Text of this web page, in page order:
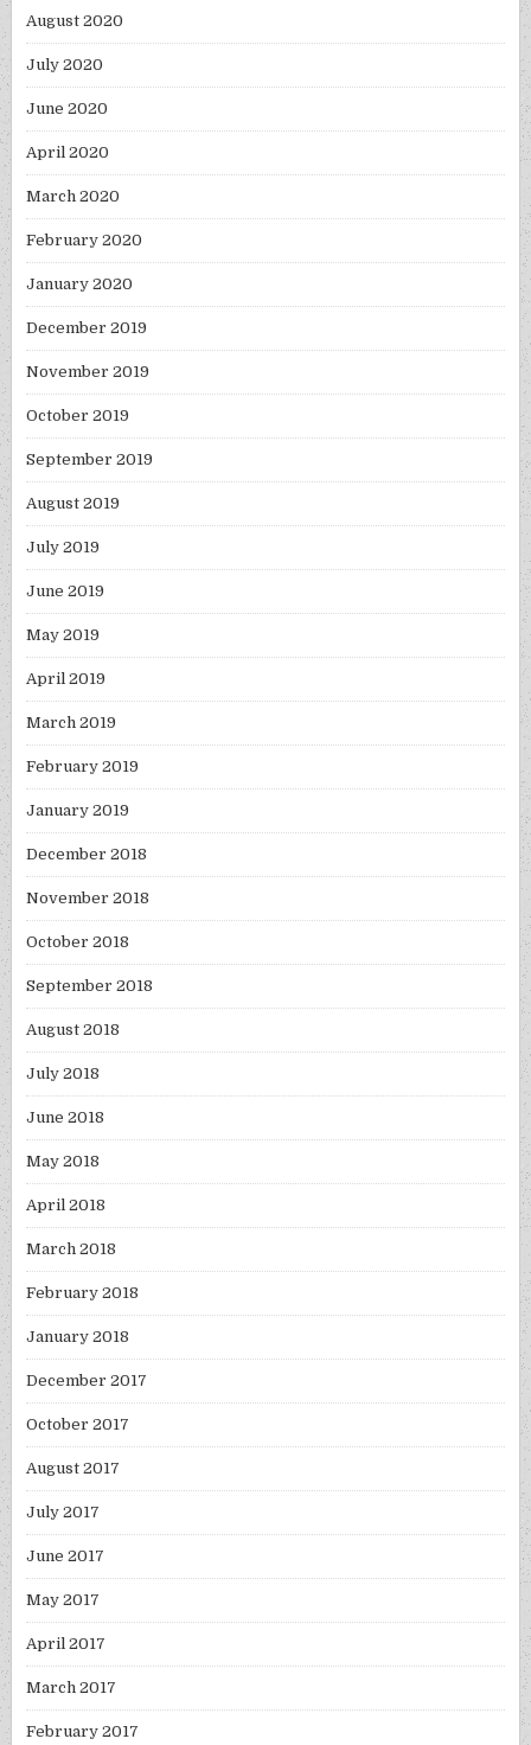
August 2020
July 2020
June 2020
April 2020
March 2020
February 2020
January 2020
December 2019
November 2019
October 2019
September 2019
August 2019
July 2019
June 2019
May 2019
April 2019
March 2019
February 2019
January 2019
December 2018
November 2018
October 2018
September 2018
August 2018
July 2018
June 2018
May 2018
April 2018
March 2018
February 2018
January 2018
December 2017
October 2017
August 2017
July 2017
June 2017
May 2017
April 2017
March 2017
February 2017